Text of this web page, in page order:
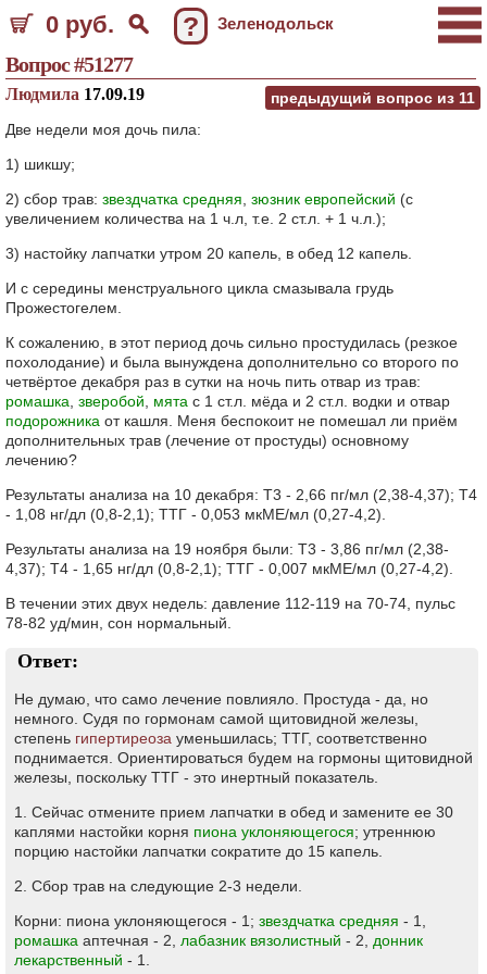
0 руб. ? Зеленодольск
Вопрос #51277
предыдущий вопрос из 11
Людмила 17.09.19
Две недели моя дочь пила:
1) шикшу;
2) сбор трав: звездчатка средняя зюзник европейский (с
увеличением количества на 1 ч.л, т.е. 2 ст.л. + 1 ч.л.);
3) настойку лапчатки утром 20 капель, в обед 12 капель.
И с середины менструального цикла смазывала грудь
Прожестогелем.
К сожалению, в этот период дочь сильно простудилась (резкое
похолодание) и была вынуждена дополнительно со второго по
четвёртое декабря раз в сутки на ночь пить отвар из трав:
ромашка зверобой мята с 1 ст.л. мёда и 2 ст.л. водки и отвар
подорожника от кашля. Меня беспокоит не помешал ли приём
дополнительных трав (лечение от простуды) основному
лечению?
Результаты анализа на 10 декабря: Т3 - 2,66 пг/мл (2,38-4,37); Т4
- 1,08 нг/дл (0,8-2,1); ТТГ - 0,053 мкМЕ/мл (0,27-4,2).
Результаты анализа на 19 ноября были: Т3 - 3,86 пг/мл (2,38-
4,37); Т4 - 1,65 нг/дл (0,8-2,1); ТТГ - 0,007 мкМЕ/мл (0,27-4,2).
В течении этих двух недель: давление 112-119 на 70-74, пульс
78-82 уд/мин, сон нормальный.
Ответ:
Не думаю, что само лечение повлияло. Простуда - да, но
немного. Судя по гормонам самой щитовидной железы,
степень гипертиреоза уменьшилась; ТТГ, соответственно
поднимается. Ориентироваться будем на гормоны щитовидной
железы, поскольку ТТГ - это инертный показатель.
1. Сейчас отмените прием лапчатки в обед и замените ее 30
каплями настойки корня пиона уклоняющегося; утреннюю
порцию настойки лапчатки сократите до 15 капель.
2. Сбор трав на следующие 2-3 недели.
Корни: пиона уклоняющегося - 1; звездчатка средняя - 1,
ромашка аптечная - 2, лабазник вязолистный - 2, донник
лекарственный - 1.